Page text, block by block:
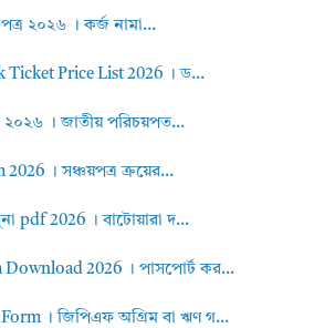
২০২৬ । কর্জ নামা...
Ticket Price List 2026 । ড...
২০২৬ । জাতীয় পরিচয়পত...
। সঞ্চয়পত্র ক্রয়ের...
pdf 2026 । বাটোয়ারা দ...
2026 । পাসপোর্ট কর...
। জিপিএফ অগ্রিম বা ঋণ গ...